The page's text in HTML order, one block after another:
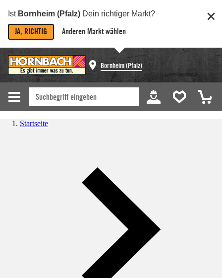
Ist Bornheim (Pfalz) Dein richtiger Markt?
JA, RICHTIG Anderen Markt wählen
Bornheim (Pfalz)
Startseite